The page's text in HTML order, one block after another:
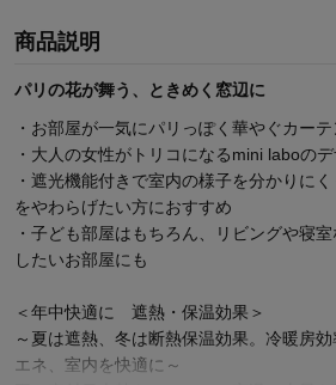
商品説明
パリの花が舞う、ときめく窓辺に
・お部屋が一気にパリっぽく華やぐカーテ
・大人の女性がトリコになるmini laboの
・遮光機能付きで室内の様子を分かりに
をやわらげたい方におすすめ
・子ども部屋はもちろん、リビングや寝
したいお部屋にも
＜年中快適に 遮熱・保温効果＞
～夏は遮熱、冬は断熱保温効果。冷暖房
エネ、室内を快適に～